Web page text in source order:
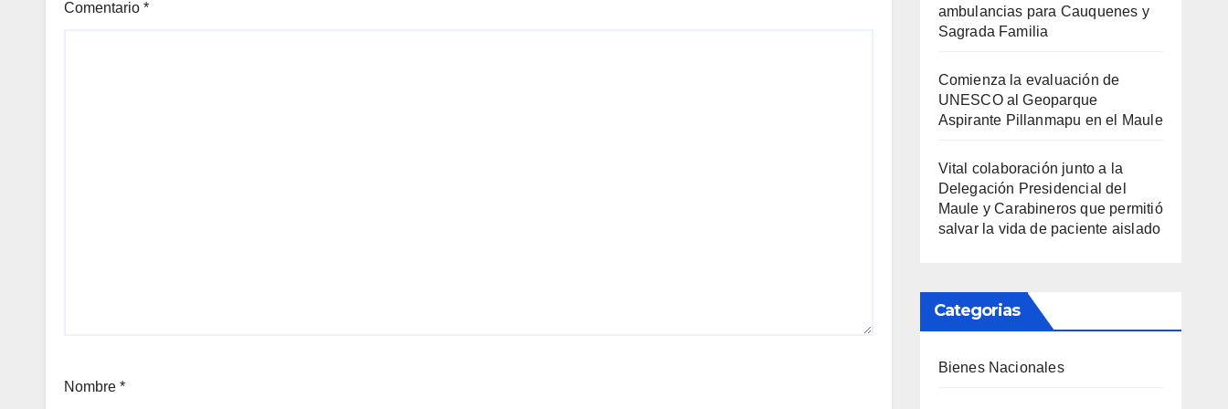
Comentario *
Nombre *
ambulancias para Cauquenes y
Sagrada Familia
Comienza la evaluación de
UNESCO al Geoparque
Aspirante Pillanmapu en el Maule
Vital colaboración junto a la
Delegación Presidencial del
Maule y Carabineros que permitió
salvar la vida de paciente aislado
Categorias
Bienes Nacionales